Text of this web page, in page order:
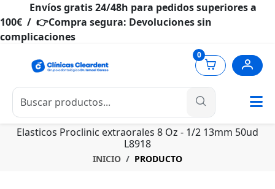
Envíos gratis 24/48h para pedidos superiores a
100€ / 👉Compra segura: Devoluciones sin
complicaciones
0
Elasticos Proclinic extraorales 8 Oz - 1/2 13mm 50ud
L8918
INICIO PRODUCTO